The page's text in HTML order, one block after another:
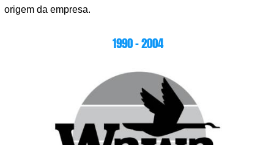
origem da empresa.
1990 – 2004